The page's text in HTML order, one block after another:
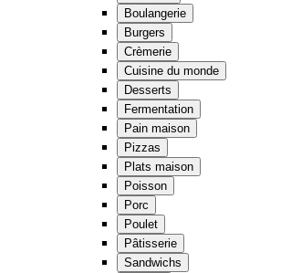
Boulangerie
Burgers
Crèmerie
Cuisine du monde
Desserts
Fermentation
Pain maison
Pizzas
Plats maison
Poisson
Porc
Poulet
Pâtisserie
Sandwichs